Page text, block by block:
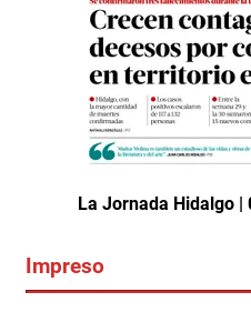
La Jornada Hidalgo |
Impreso